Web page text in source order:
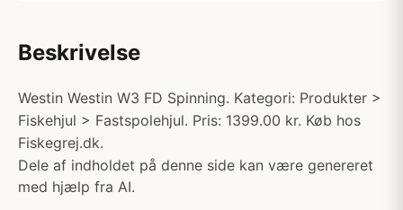
Beskrivelse
Westin Westin W3 FD Spinning. Kategori: Produkter >
Fiskehjul > Fastspolehjul. Pris: 1399.00 kr. Køb hos
Fiskegrej.dk.
Dele af indholdet på denne side kan være genereret
med hjælp fra AI.